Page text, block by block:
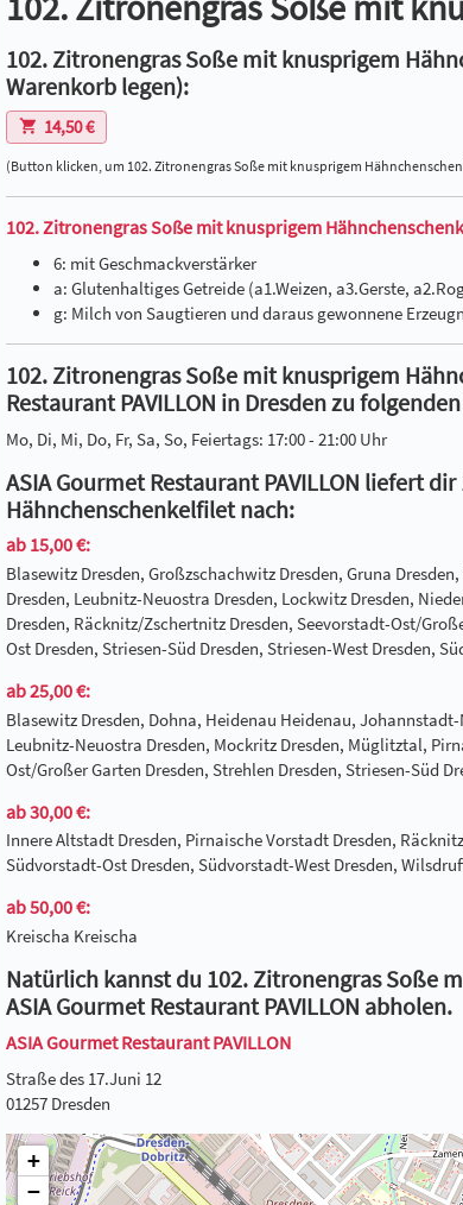
102. Zitronengras Soße mit knusprigem
Warenkorb legen):
14,50 €
(Button klicken, um 102. Zitronengras Soße mit knusprigem
102. Zitronengras Soße mit knusprigem
6: mit Geschmackverstärker
a: Glutenhaltiges Getreide (a1.Weizen, a3.Gerste,
g: Milch von Saugtieren und daraus gewonnene
102. Zitronengras Soße mit knusprigem
Restaurant PAVILLON in Dresden zu
Mo, Di, Mi, Do, Fr, Sa, So, Feiertags: 17:00 - 21:00 Uhr
ASIA Gourmet Restaurant PAVILLON liefert
Hähnchenschenkelfilet nach:
ab 15,00 €:
Blasewitz Dresden, Großzschachwitz Dresden, Gruna
Dresden, Leubnitz-Neuostra Dresden, Lockwitz Dresden,
Dresden, Räcknitz/Zschertnitz Dresden, Seevorstadt-Ost/
Ost Dresden, Striesen-Süd Dresden, Striesen-West Dresden,
ab 25,00 €:
Blasewitz Dresden, Dohna, Heidenau Heidenau,
Leubnitz-Neuostra Dresden, Mockritz Dresden, Müglitztal,
Ost/Großer Garten Dresden, Strehlen Dresden, Striesen-Süd
ab 30,00 €:
Innere Altstadt Dresden, Pirnaische Vorstadt Dresden,
Südvorstadt-Ost Dresden, Südvorstadt-West Dresden,
ab 50,00 €:
Kreischa Kreischa
Natürlich kannst du 102. Zitronengras Soße
ASIA Gourmet Restaurant PAVILLON abholen.
ASIA Gourmet Restaurant PAVILLON
Straße des 17.Juni 12
01257 Dresden
+
−